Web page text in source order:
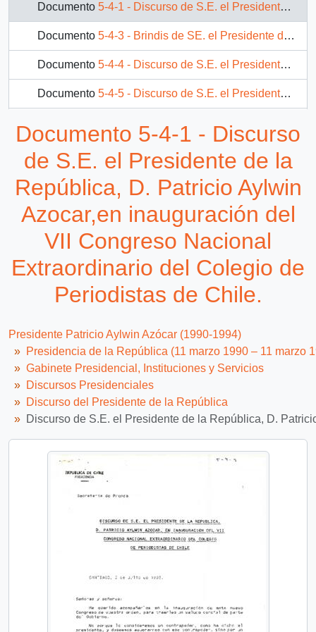
Documento 5-4-1 - Discurso de S.E. el Presidente de la República, D. Patricio Aylwin Azocar,en inauguración del VII Congreso Nacional Extraordinario del Colegio de Periodistas de Chile.
Documento 5-4-3 - Brindis de SE. el Presidente de la República, D. Patricio Aylwin Azocar, en ceremonia de juramento a la bandera, en Fuerte Arteaga.
Documento 5-4-4 - Discurso de S.E. el Presidente de la República, D. Patricio Aylwin Azocar, en banquete en honor del Presidente de Portugal, D. Mario Soares.
Documento 5-4-5 - Discurso de S.E. el Presidente de la República, D. Patricio Aylwin Azocar, al dar inicio a proyecto de arborización, en comuna de Huechuraba.
5-4-6 - Discurso de S.E. el Presidente de la República, D. Patricio Aylwin Azocar, en la Cumbre Iberoamericana, en Brasil
397 más...
Documento 5-4-1 - Discurso
de S.E. el Presidente de la
República, D. Patricio Aylwin
Azocar,en inauguración del
VII Congreso Nacional
Extraordinario del Colegio de
Periodistas de Chile.
Presidente Patricio Aylwin Azócar (1990-1994)
Presidencia de la República (11 marzo 1990 – 11 marzo
Gabinete Presidencial, Instituciones y Servicios
Discursos Presidenciales
Discurso del Presidente de la República
Discurso de S.E. el Presidente de la República, D.